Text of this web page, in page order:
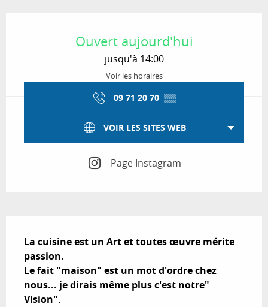
Ouvert aujourd'hui
jusqu'à 14:00
Voir les horaires
09 71 20 70 ▒▒
VOIR LES SITES WEB
Page Instagram
La cuisine est un Art et toutes œuvre mérite
passion.
Le fait "maison" est un mot d'ordre chez
nous... je dirais même plus c'est notre"
Vision".